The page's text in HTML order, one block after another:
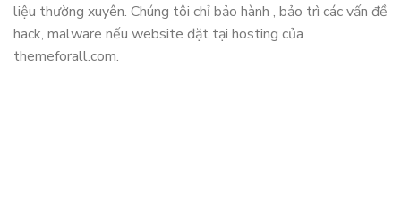
liệu thường xuyên. Chúng tôi chỉ bảo hành , bảo trì các vấn đề
hack, malware nếu website đặt tại hosting của
themeforall.com.